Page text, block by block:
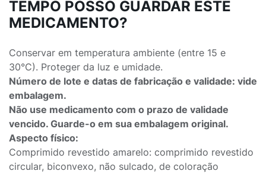
TEMPO POSSO GUARDAR ESTE
MEDICAMENTO?
Conservar em temperatura ambiente (entre 15 e
30°C). Proteger da luz e umidade.
Número de lote e datas de fabricação e validade: vide
embalagem.
Não use medicamento com o prazo de validade
vencido. Guarde-o em sua embalagem original.
Aspecto físico:
Comprimido revestido amarelo: comprimido revestido
circular, biconvexo, não sulcado, de coloração